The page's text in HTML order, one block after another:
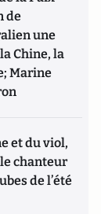
de
une
Chine, la
Marine
et du viol,
chanteur
de l’été